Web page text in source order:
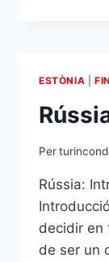
ESTÒNIA
Per
Rússia:
decidir en
de ser un